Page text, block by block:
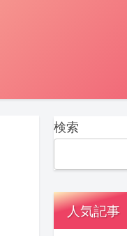
検索
人気記事